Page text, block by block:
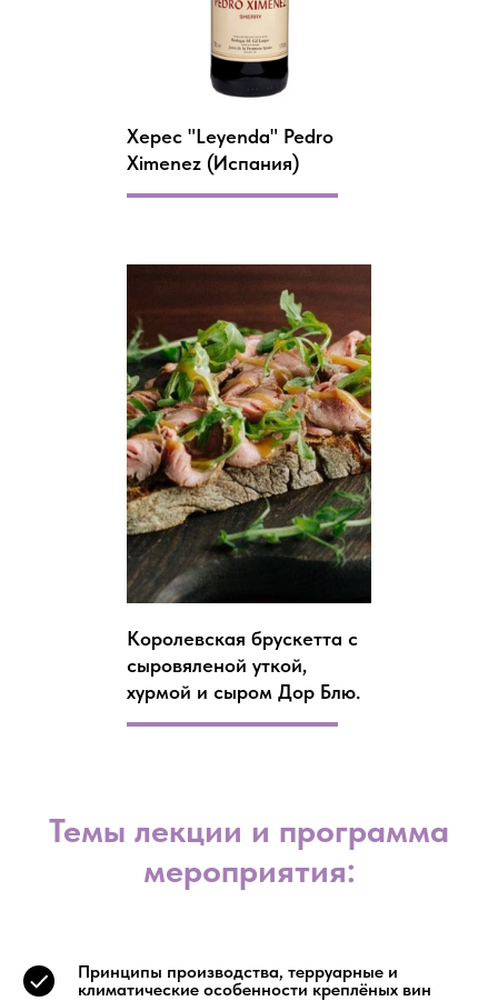
Херес "Leyenda" Pedro
Ximenez (Испания)
Королевская брускетта с
сыровяленой уткой,
хурмой и сыром Дор Блю.
Темы лекции и программа
мероприятия:
Принципы производства, терруарные и
климатические особенности креплёных вин